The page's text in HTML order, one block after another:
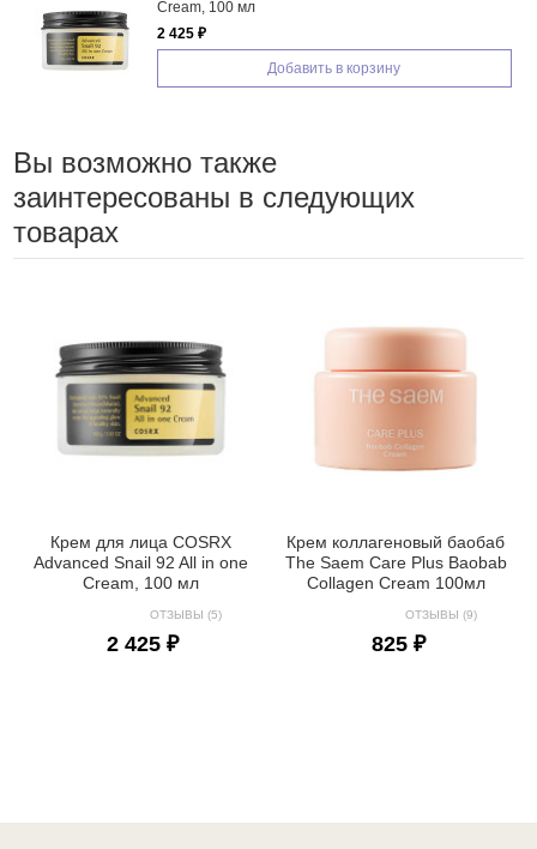
2 425 ₽
Добавить в корзину
Вы возможно также
заинтересованы в следующих
товарах
Крем для лица COSRX
Advanced Snail 92 All in one
Cream, 100 мл
ОТЗЫВЫ (5)
2 425 ₽
Крем коллагеновый баобаб
The Saem Care Plus Baobab
Collagen Cream 100мл
ОТЗЫВЫ (9)
825 ₽